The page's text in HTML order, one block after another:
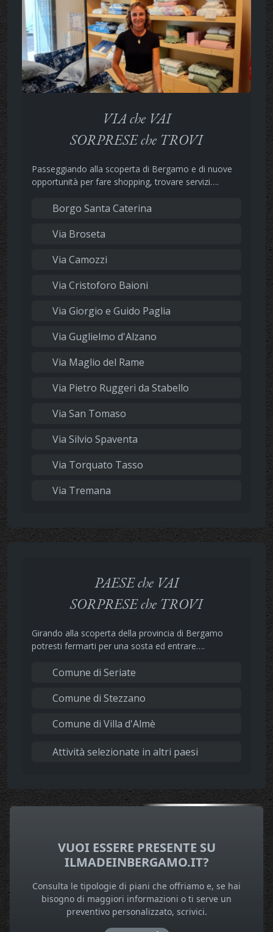
VIA che VAI
SORPRESE che TROVI
Passeggiando alla scoperta di Bergamo e di nuove
opportunità per fare shopping, trovare servizi….
Borgo Santa Caterina
Via Broseta
Via Camozzi
Via Cristoforo Baioni
Via Giorgio e Guido Paglia
Via Guglielmo d'Alzano
Via Maglio del Rame
Via Pietro Ruggeri da Stabello
Via San Tomaso
Via Silvio Spaventa
Via Torquato Tasso
Via Tremana
PAESE che VAI
SORPRESE che TROVI
Girando alla scoperta della provincia di Bergamo
potresti fermarti per una sosta ed entrare….
Comune di Seriate
Comune di Stezzano
Comune di Villa d'Almè
Attività selezionate in altri paesi
VUOI ESSERE PRESENTE SU
ILMADEINBERGAMO.IT?
Consulta le tipologie di piani che offriamo e, se hai
bisogno di maggiori informazioni o ti serve un
preventivo personalizzato, scrivici.